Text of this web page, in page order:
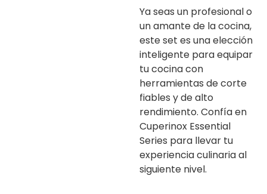
Ya seas un profesional o
un amante de la cocina,
este set es una elección
inteligente para equipar
tu cocina con
herramientas de corte
fiables y de alto
rendimiento. Confía en
Cuperinox Essential
Series para llevar tu
experiencia culinaria al
siguiente nivel.